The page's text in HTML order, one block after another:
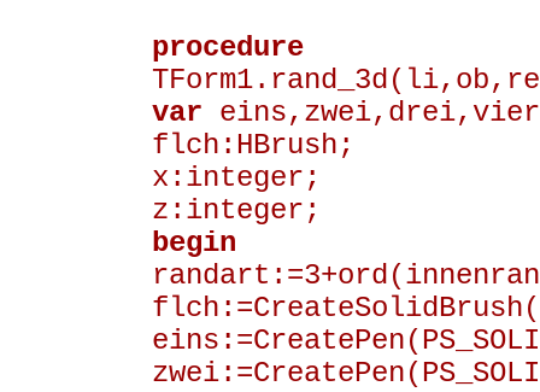
procedure
var
flch:HBrush;
x:integer;
z:integer;
begin